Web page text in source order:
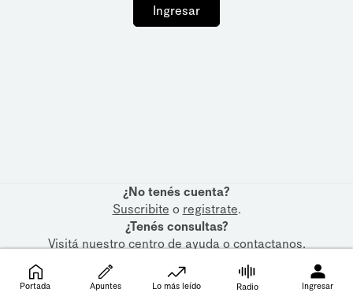
Ingresar
¿No tenés cuenta?
Suscribite o registrate.
¿Tenés consultas?
Visitá nuestrocentro de ayudaocontactanos.
Portada Apuntes Lo más leído Radio Ingresar